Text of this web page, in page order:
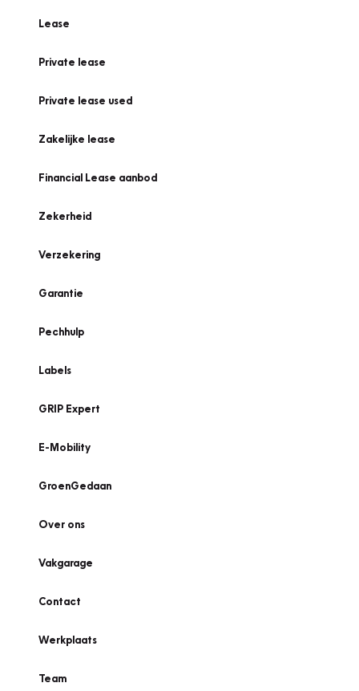
Lease
Private lease
Private lease used
Zakelijke lease
Financial Lease aanbod
Zekerheid
Verzekering
Garantie
Pechhulp
Labels
GRIP Expert
E-Mobility
GroenGedaan
Over ons
Vakgarage
Contact
Werkplaats
Team